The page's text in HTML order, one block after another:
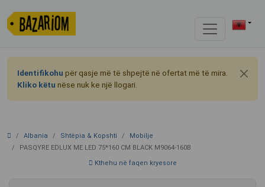
Identifikohu për qasje më të shpejtë në ofertat më të mira.
Kliko këtu nëse nuk ke një llogari.
Albania Shtëpia & Kopshti
Mobilje
PASQYRE EDLUX ME LED 75*160 CM BLACK M9064-160B
Kthehu në faqen kryesore